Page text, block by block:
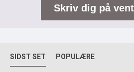
Skriv dig på
SIDST SET POPULÆRE